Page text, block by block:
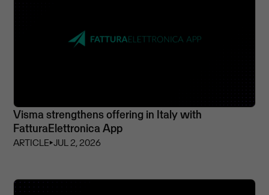
Visma strengthens offering in Italy with
FatturaElettronica App
ARTICLE⏵JUL 2, 2026